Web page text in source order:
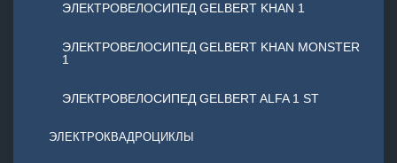
ЭЛЕКТРОВЕЛОСИПЕД GELBERT KHAN 1
ЭЛЕКТРОВЕЛОСИПЕД GELBERT KHAN MONSTER
1
ЭЛЕКТРОВЕЛОСИПЕД GELBERT ALFA 1 ST
ЭЛЕКТРОКВАДРОЦИКЛЫ